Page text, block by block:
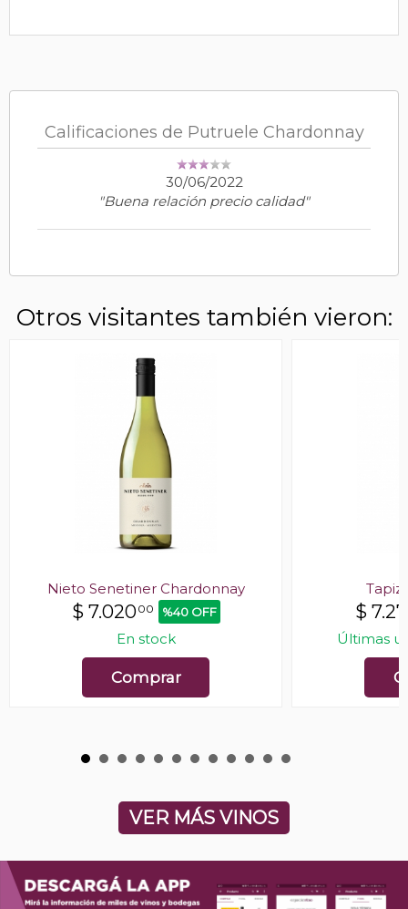
Calificaciones de Putruele Chardonnay
30/06/2022
"Buena relación precio calidad"
Otros visitantes también vieron:
Nieto Senetiner Chardonnay
$ 7.02000 %40 OFF
En stock
Comprar
Tapiz
$
Últimas
VER MÁS VINOS